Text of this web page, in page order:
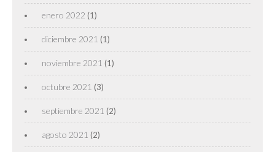
enero 2022 (1)
diciembre 2021 (1)
noviembre 2021 (1)
octubre 2021 (3)
septiembre 2021 (2)
agosto 2021 (2)